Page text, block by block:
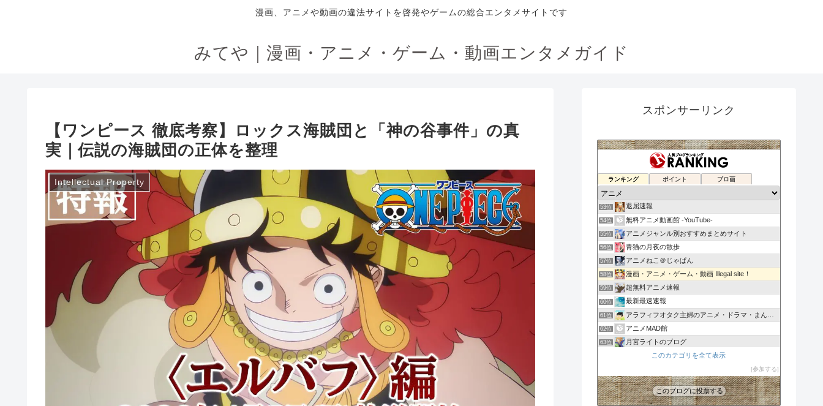
漫画、アニメや動画の違法サイトを啓発やゲームの総合エンタメサイトです
みてや｜漫画・アニメ・ゲーム・動画エンタメガイド
【ワンピース 徹底考察】ロックス海賊団と「神の谷事件」の真
実｜伝説の海賊団の正体を整理
Intellectual Property
スポンサーリンク
ランキング ポイント ブロ画
51位 アニメ〇わかり速報
52位
53位 退屈速報
54位 無料アニメ動画館 -YouTube-
55位 アニメジャンル別おすすめまとめサイト
56位 青猫の月夜の散歩
57位 アニメねこ＠じゃぱん
58位 漫画・アニメ・ゲーム・動画 Illegal site！
59位 超無料アニメ速報
60位 最新最速速報
61位 アラフィフオタク主婦のアニメ・ドラマ・まんが情報
62位 アニメMAD館
63位 月宮ライトのブログ
batuの宇宙戦艦ヤマトを考える部屋
アニメのまとめサイトだよ！？（あにまと）
このカテゴリを全て表示
参加する
このブログに投票する